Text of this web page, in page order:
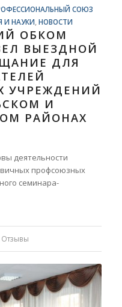
СОЮЗ
И НАУКИ ,НОВОСТИ
ОБКОМ
ВЫЕЗДНОЙ
ДЛЯ
УЧРЕЖДЕНИЙ
И
РАЙОНАХ
деятельности
профсоюзных
семинара-
Отзывы